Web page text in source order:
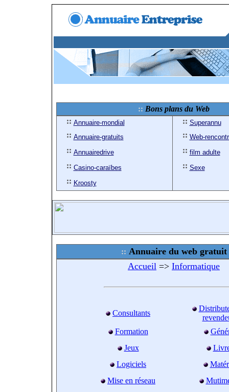
Bons plans du Web
Annuaire-mondial
Annuaire-gratuits
Annuairedrive
Casino-caraïbes
Kroosty
Superannu
Web-
film adulte
Sexe
Annuaire du web gratuit
Accueil => Informatique
Consultants
Formation
Jeux
Logiciels
Mise en réseau